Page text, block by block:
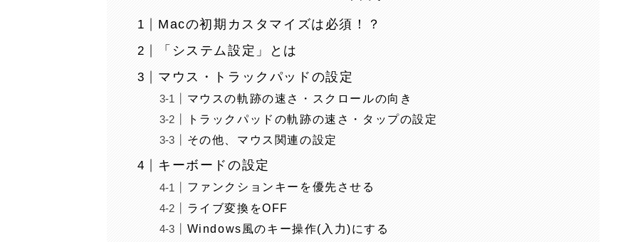
Macの初期カスタマイズは必須！？
「システム設定」とは
マウス・トラックパッドの設定
マウスの軌跡の速さ・スクロールの向き
トラックパッドの軌跡の速さ・タップの設定
その他、マウス関連の設定
キーボードの設定
ファンクションキーを優先させる
ライブ変換をOFF
Windows風のキー操作(入力)にする